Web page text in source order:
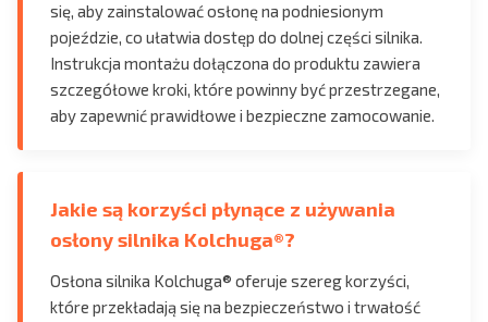
się, aby zainstalować osłonę na podniesionym
pojeździe, co ułatwia dostęp do dolnej części silnika.
Instrukcja montażu dołączona do produktu zawiera
szczegółowe kroki, które powinny być przestrzegane,
aby zapewnić prawidłowe i bezpieczne zamocowanie.
Jakie są korzyści płynące z używania
osłony silnika Kolchuga®?
Osłona silnika Kolchuga® oferuje szereg korzyści,
które przekładają się na bezpieczeństwo i trwałość